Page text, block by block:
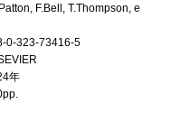
F.Bell, T.Thompson, e
0-323-73416-5
年